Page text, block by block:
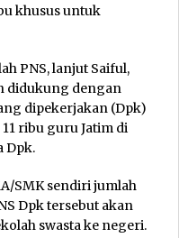
khusus untuk
PNS, lanjut Saiful,
didukung dengan
dipekerjakan (Dpk)
11 ribu guru Jatim di
Dpk.
SMK sendiri jumlah
Dpk tersebut akan
swasta ke negeri.